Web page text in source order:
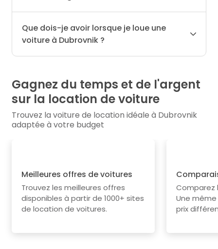
Que dois-je avoir lorsque je loue une
voiture à Dubrovnik ?
Gagnez du temps et de l'argent
sur la location de voiture
Trouvez la voiture de location idéale à Dubrovnik
adaptée à votre budget
Meilleures offres de voitures
Trouvez les meilleures offres
disponibles à partir de 1000+ sites
de location de voitures.
Comparez
Une
prix